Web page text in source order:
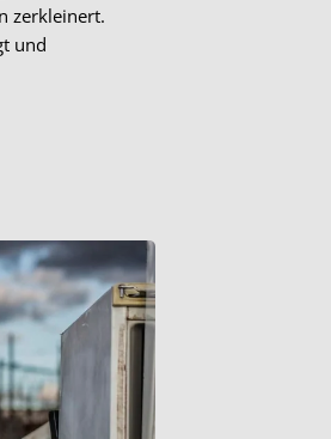
zerkleinert.
und